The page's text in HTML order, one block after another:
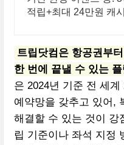
적립+최대 24만원 캐
트립닷컴은 항공권부
한 번에 끝낼 수 있는
은 2024년 기준 전 세
예약망을 갖추고 있어,
해결할 수 있는 것이 강
립 기준이나 좌석 지정